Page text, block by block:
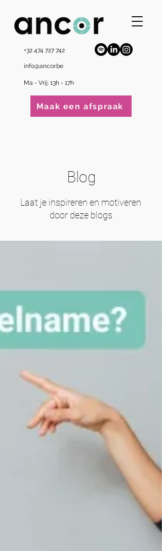
+32 474 727 742
info@ancor.be
Ma - Vrij: 13h - 17h
Maak een afspraak
Blog
Laat je inspireren en motiveren
door deze blogs